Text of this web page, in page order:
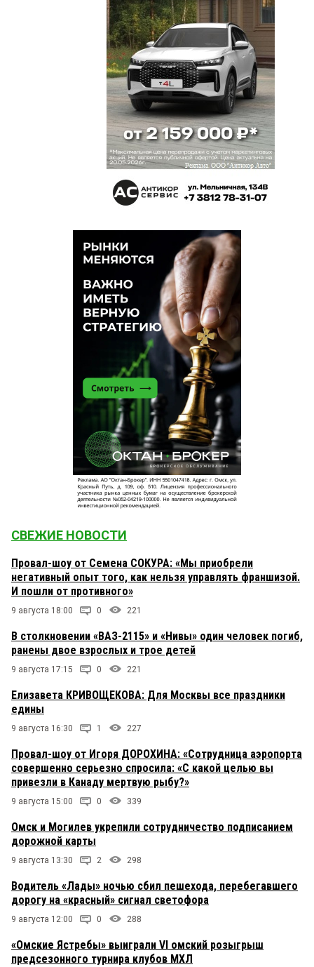
СВЕЖИЕ НОВОСТИ
Провал-шоу от Семена СОКУРА: «Мы приобрели
негативный опыт того, как нельзя управлять франшизой.
И пошли от противного»
9 августа 18:00 0 221
В столкновении «ВАЗ-2115» и «Нивы» один человек погиб,
ранены двое взрослых и трое детей
9 августа 17:15 0 221
Елизавета КРИВОЩЕКОВА: Для Москвы все праздники
едины
9 августа 16:30 1 227
Провал-шоу от Игоря ДОРОХИНА: «Сотрудница аэропорта
совершенно серьезно спросила: «С какой целью вы
привезли в Канаду мертвую рыбу?»
9 августа 15:00 0 339
Омск и Могилев укрепили сотрудничество подписанием
дорожной карты
9 августа 13:30 2 298
Водитель «Лады» ночью сбил пешехода, перебегавшего
дорогу на «красный» сигнал светофора
9 августа 12:00 0 288
«Омские Ястребы» выиграли VI омский розыгрыш
предсезонного турнира клубов МХЛ